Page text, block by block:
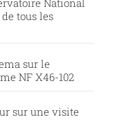
National
tous les
sur le
NF X46-102
sur une visite